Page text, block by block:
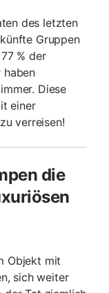
des letzten
Gruppen
% der
haben
Diese
einer
verreisen!
die
Objekt mit
sich weiter